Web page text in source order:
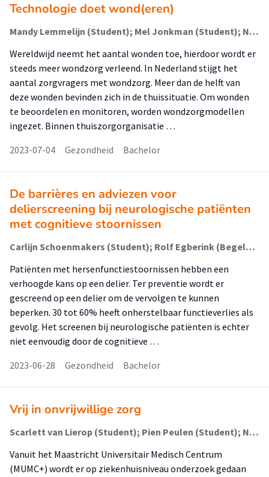
Technologie doet wond(eren)
Mandy Lemmelijn (Student); Mel Jonkman (Student); Nicole Visser (Student); Sabine Pieters (Begeleider)
Wereldwijd neemt het aantal wonden toe, hierdoor wordt er
steeds meer wondzorg verleend. In Nederland stijgt het
aantal zorgvragers met wondzorg. Meer dan de helft van
deze wonden bevinden zich in de thuissituatie. Om wonden
te beoordelen en monitoren, worden wondzorgmodellen
ingezet. Binnen thuiszorgorganisatie …
2023-07-04
Gezondheid Bachelor
De barrières en adviezen voor
delierscreening bij neurologische patiënten
met cognitieve stoornissen
Carlijn Schoenmakers (Student); Rolf Egberink (Begeleider)
Patiënten met hersenfunctiestoornissen hebben een
verhoogde kans op een delier. Ter preventie wordt er
gescreend op een delier om de vervolgen te kunnen
beperken. 30 tot 60% heeft onherstelbaar functieverlies als
gevolg. Het screenen bij neurologische patiënten is echter
niet eenvoudig door de cognitieve …
2023-06-28
Gezondheid Bachelor
Vrij in onvrijwillige zorg
Scarlett van Lierop (Student); Pien Peulen (Student); Naveen Willems (Student); Ina Quaedflieg (Begeleider)
Vanuit het Maastricht Universitair Medisch Centrum
(MUMC+) wordt er op ziekenhuisniveau onderzoek gedaan